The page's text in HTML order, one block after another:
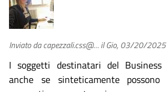
Inviato dacapezzali.css@…ilGio, 03/20/
I soggetti destinatari del Business
anche se sinteticamente